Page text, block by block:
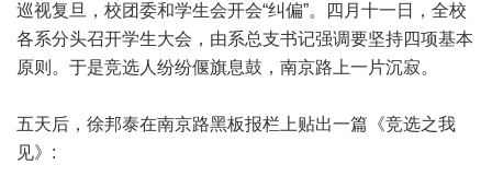
巡视复旦，校团委和学生会开会“纠偏”。四月十一日，全校
各系分头召开学生大会，由系总支书记强调要坚持四项基本
原则。于是竞选人纷纷偃旗息鼓，南京路上一片沉寂。
五天后，徐邦泰在南京路黑板报栏上贴出一篇《竞选之我
见》: